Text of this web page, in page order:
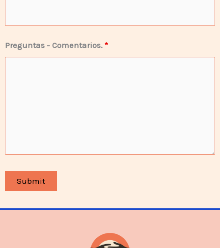
Preguntas - Comentarios. *